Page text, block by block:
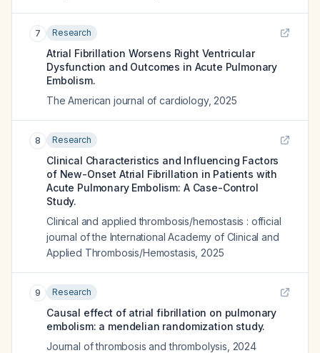
7 Research
Atrial Fibrillation Worsens Right Ventricular
Dysfunction and Outcomes in Acute Pulmonary
Embolism.
The American journal of cardiology, 2025
8 Research
Clinical Characteristics and Influencing Factors
of New-Onset Atrial Fibrillation in Patients with
Acute Pulmonary Embolism: A Case-Control
Study.
Clinical and applied thrombosis/hemostasis : official
journal of the International Academy of Clinical and
Applied Thrombosis/Hemostasis 2025
9 Research
Causal effect of atrial fibrillation on pulmonary
embolism: a mendelian randomization study.
Journal of thrombosis and thrombolysis 2024